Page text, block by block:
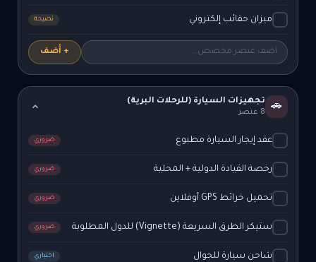
ميزان حقائب إلكتروني نصيحة
+ أضف
🚗
تجهيزات السيارة (للرحلات البرية)
8 عنصر
عقد إيجار السيارة مطبوع ضروري
رخصة القيادة الدولية + المحلية ضروري
تحميل خرائط GPS أوفلاين ضروري
ستيكر الطرق السريعة (Vignette) للدول المطلوبة ضروري
شاحن سيارة للجوال اختياري